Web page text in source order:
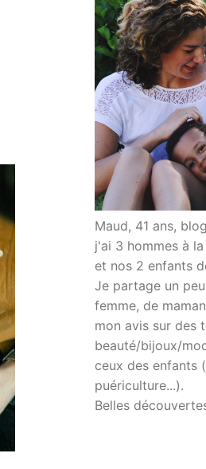
Maud, 41 ans,
j'ai 3 hommes à
et nos 2 enfants
Je partage un
femme, de
mon avis sur des
beauté/bijoux/
ceux des enfants
puériculture...).
Belles